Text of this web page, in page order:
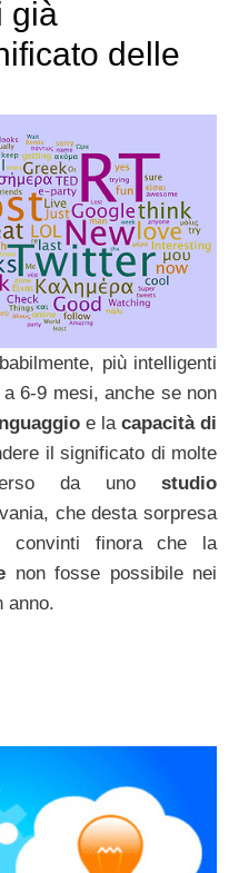
già
delle
più intelligenti
6-9 mesi, anche se non
e la capacità di
il significato di molte
da uno studio
che desta sorpresa
convinti finora che la
non fosse possibile nei
anno.